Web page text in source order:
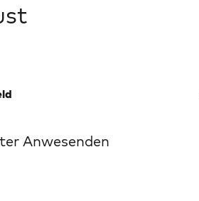
Anwesenden